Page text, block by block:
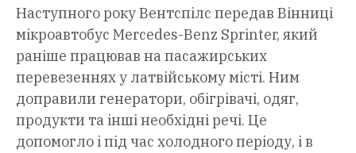
Наступного року Вентспілс передав Вінниці
мікроавтобус Mercedes-Benz Sprinter, який
раніше працював на пасажирських
перевезеннях у латвійському місті. Ним
доправили генератори, обігрівачі, одяг,
продукти та інші необхідні речі. Це
допомогло і під час холодного періоду, і в